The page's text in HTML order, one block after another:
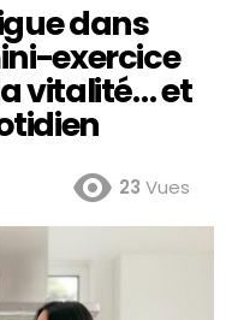
dans
exercice
vitalité… et
23 Vues